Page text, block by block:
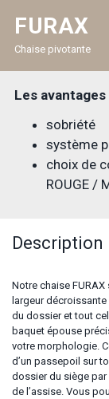
FURAX
Chaise pivotante
Les
sobriété
système
choix de
ROUGE /
Description
Notre chaise
largeur décroissante
du dossier et tout
baquet épouse
votre morphologie.
d’un passepoil sur
dossier du siège par
de l’assise. Vous